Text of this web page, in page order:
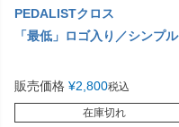
PEDALISTクロス
「最低」ロゴ入り／シンプル
販売価格 ¥2,800税込
在庫切れ